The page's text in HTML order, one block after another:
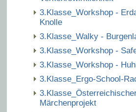
3.Klasse_Workshop -
Knolle
3.Klasse_Walky -
3.Klasse_Workshop -
3.Klasse_Workshop -
3.Klasse_Ergo-School-
Märchenprojekt